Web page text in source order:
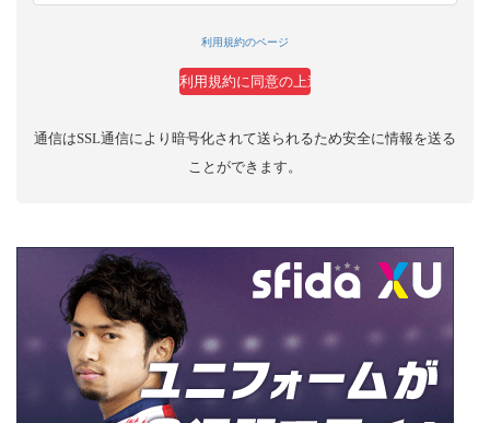
利用規約のページ
通信はSSL通信により暗号化されて送られるため安全に情報を送る
ことができます。